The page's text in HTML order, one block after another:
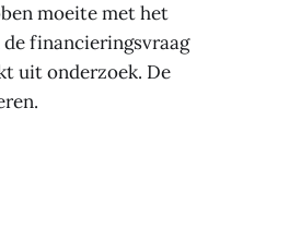
moeite met het
financieringsvraag
uit onderzoek. De